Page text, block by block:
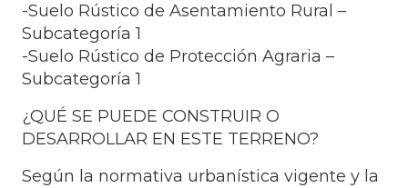
-Suelo Rústico de Asentamiento Rural –
Subcategoría 1
-Suelo Rústico de Protección Agraria –
Subcategoría 1
¿QUÉ SE PUEDE CONSTRUIR O
DESARROLLAR EN ESTE TERRENO?
Según la normativa urbanística vigente y la